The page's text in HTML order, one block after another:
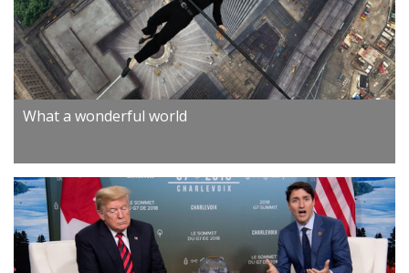
What a wonderful world